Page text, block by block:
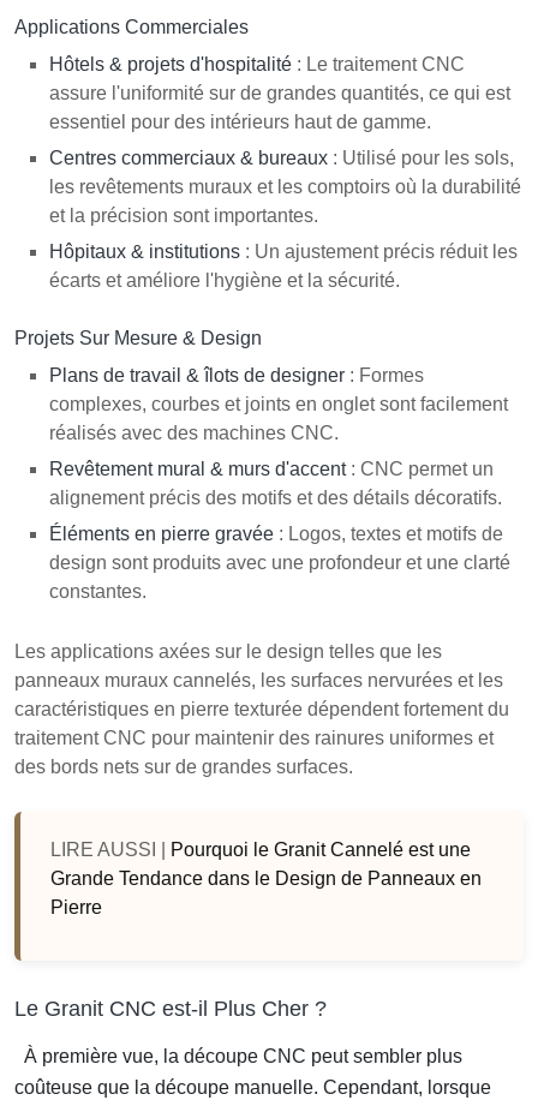
Applications Commerciales
Hôtels & projets d'hospitalité : Le traitement CNC
assure l'uniformité sur de grandes quantités, ce qui est
essentiel pour des intérieurs haut de gamme.
Centres commerciaux & bureaux : Utilisé pour les sols,
les revêtements muraux et les comptoirs où la durabilité
et la précision sont importantes.
Hôpitaux & institutions : Un ajustement précis réduit les
écarts et améliore l'hygiène et la sécurité.
Projets Sur Mesure & Design
Plans de travail & îlots de designer : Formes
complexes, courbes et joints en onglet sont facilement
réalisés avec des machines CNC.
Revêtement mural & murs d'accent: CNC permet un
alignement précis des motifs et des détails décoratifs.
Éléments en pierre gravée : Logos, textes et motifs de
design sont produits avec une profondeur et une clarté
constantes.
Les applications axées sur le design telles que les
panneaux muraux cannelés, les surfaces nervurées et les
caractéristiques en pierre texturée dépendent fortement du
traitement CNC pour maintenir des rainures uniformes et
des bords nets sur de grandes surfaces.
LIRE AUSSI |
Pourquoi le Granit Cannelé est une
Grande Tendance dans le Design de Panneaux en
Pierre
Le Granit CNC est-il Plus Cher ?
À première vue, la découpe CNC peut sembler plus
coûteuse que la découpe manuelle. Cependant, lorsque